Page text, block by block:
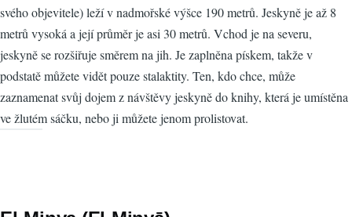
svého objevitele) leží v nadmořské výšce 190 metrů. Jeskyně je až 8
metrů vysoká a její průměr je asi 30 metrů. Vchod je na severu,
jeskyně se rozšiřuje směrem na jih. Je zaplněna pískem, takže v
podstatě můžete vidět pouze stalaktity. Ten, kdo chce, může
zaznamenat svůj dojem z návštěvy jeskyně do knihy, která je umístěna
ve žlutém sáčku, nebo ji můžete jenom prolistovat.